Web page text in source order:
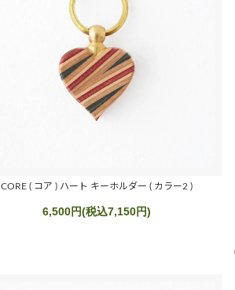
CORE ( コア ) ハート キーホルダー ( カラー2 )
6,500円(税込7,150円)